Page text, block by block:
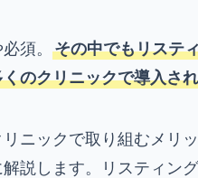
須。 その中でもリステ
のクリニックで導入さ
ニックで取り組むメリ
説します。リスティン